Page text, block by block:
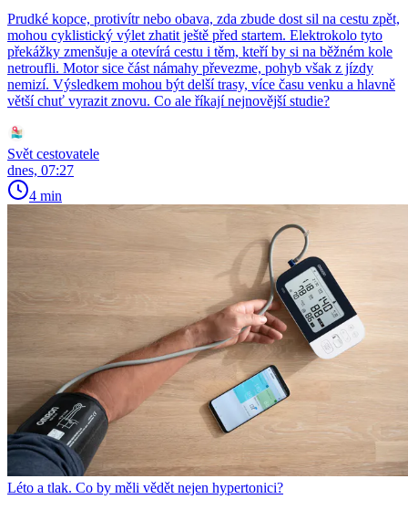
Prudké kopce, protivítr nebo obava, zda zbude dost sil na cestu zpět,
mohou cyklistický výlet zhatit ještě před startem. Elektrokolo tyto
překážky zmenšuje a otevírá cestu i těm, kteří by si na běžném kole
netroufli. Motor sice část námahy převezme, pohyb však z jízdy
nemizí. Výsledkem mohou být delší trasy, více času venku a hlavně
větší chuť vyrazit znovu. Co ale říkají nejnovější studie?
Svět cestovatele
dnes, 07:27
4 min
Léto a tlak. Co by měli vědět nejen hypertonici?